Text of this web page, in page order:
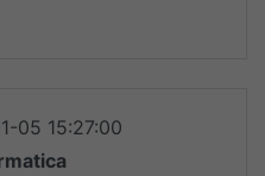
05 15:27:00